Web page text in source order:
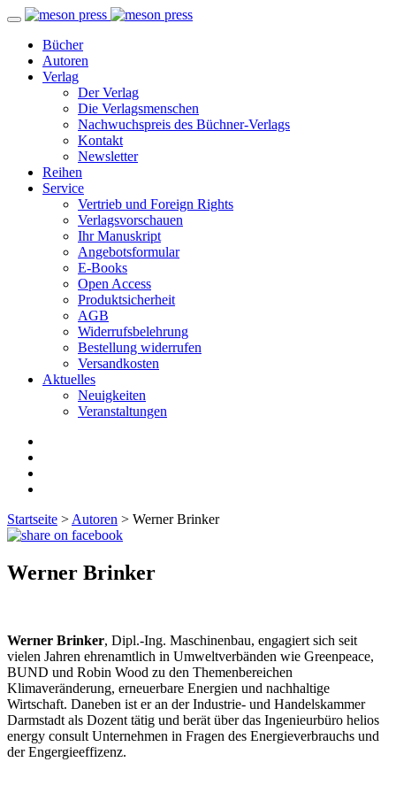
Bücher
Autoren
Verlag
Der Verlag
Die Verlagsmenschen
Nachwuchspreis des Büchner-Verlags
Kontakt
Newsletter
Reihen
Service
Vertrieb und Foreign Rights
Verlagsvorschauen
Ihr Manuskript
Angebotsformular
E-Books
Open Access
Produktsicherheit
AGB
Widerrufsbelehrung
Bestellung widerrufen
Versandkosten
Aktuelles
Neuigkeiten
Veranstaltungen
Startseite > Autoren > Werner Brinker
Werner Brinker
Werner Brinker, Dipl.-Ing. Maschinenbau, engagiert sich seit
vielen Jahren ehrenamtlich in Umweltverbänden wie Greenpeace,
BUND und Robin Wood zu den Themenbereichen
Klimaveränderung, erneuerbare Energien und nachhaltige
Wirtschaft. Daneben ist er an der Industrie- und Handelskammer
Darmstadt als Dozent tätig und berät über das Ingenieurbüro helios
energy consult Unternehmen in Fragen des Energieverbrauchs und
der Engergieeffizenz.